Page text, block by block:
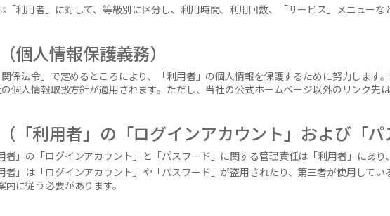
「利用者」に対して、等級別に区分し、利用時間、利用回数、「サービス」メニューな
個人情報保護義務）
係法令」で定めるところにより、「利用者」の個人情報を保護するために努力します
個人情報取扱方針が適用されます。ただし、当社の公式ホームページ以外のリンク先
「利用者」の「ログインアカウント」および「パ
者」の「ログインアカウント」と「パスワード」に関する管理責任は「利用者」にあ
者」は「ログインアカウント」や「パスワード」が盗用されたり、第三者が使用して
内に従う必要があります。